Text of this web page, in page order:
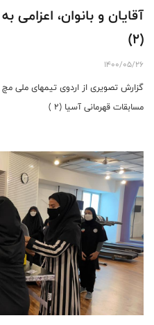
آقایان و بانوان، اعزامی
(2)
1400/05/26
گزارش تصویری از اردوی تیمهای ملی مچ
مسابقات قهرمانی آسیا (2 )